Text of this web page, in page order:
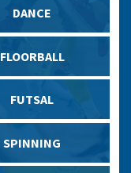
DANCE
FLOORBALL
FUTSAL
SPINNING